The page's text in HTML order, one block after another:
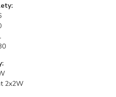
2x2W